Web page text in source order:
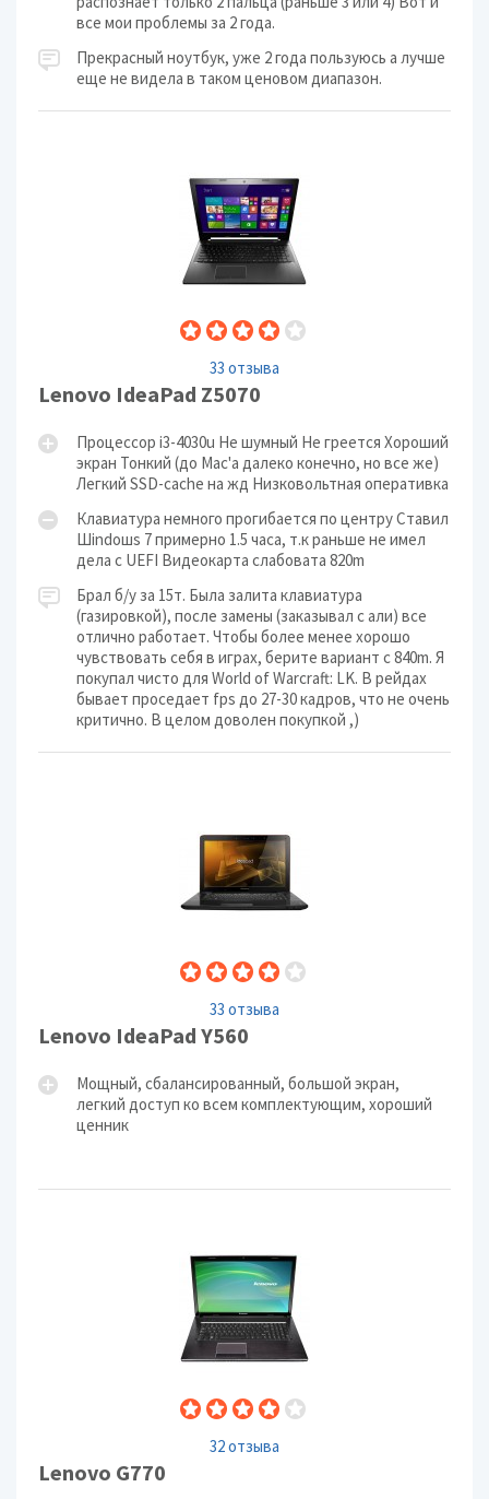
все мои проблемы за 2 года.
Прекрасный ноутбук, уже 2 года пользуюсь а лучше
еще не видела в таком ценовом диапазон.
33 отзыва
Lenovo IdeaPad Z5070
Процессор i3-4030u Не шумный Не греется Хороший
экран Тонкий (до Mac'a далеко конечно, но все же)
Легкий SSD-cache на жд Низковольтная оперативка
Клавиатура немного прогибается по центру Ставил
Шindoшs 7 примерно 1.5 часа, т.к раньше не имел
дела с UEFI Видеокарта слабовата 820m
Брал б/у за 15т. Была залита клавиатура
(газировкой), после замены (заказывал с али) все
отлично работает. Чтобы более менее хорошо
чувствовать себя в играх, берите вариант с 840m. Я
покупал чисто для World of Warcraft: LK. В рейдах
бывает проседает fps до 27-30 кадров, что не очень
критично. В целом доволен покупкой ,)
33 отзыва
Lenovo IdeaPad Y560
Мощный, сбалансированный, большой экран,
легкий доступ ко всем комплектующим, хороший
ценник
32 отзыва
Lenovo G770